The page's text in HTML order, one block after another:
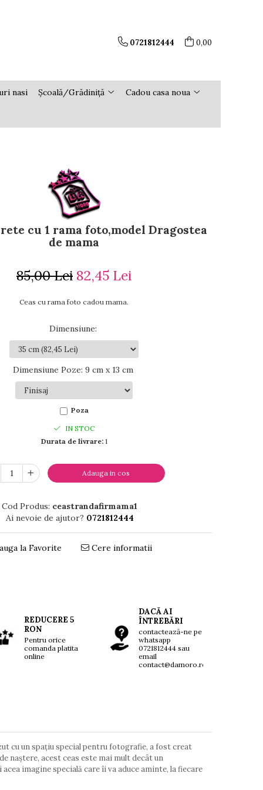
0721812444 0,00
nasi Școală/Grădiniță Cadou casa noua
cu 1 rama foto,model Dragostea
de mama
85,00 Lei 82,45 Lei
Ceas cu rama foto cadou mama.
Dimensiune:
Dimensiune Poze: 9 cm x 13 cm
Poza
IN STOC
Durata de livrare:1
Adauga in cos
Cod Produs: ceastrandafirmama1
Ai nevoie de ajutor? 0721812444
la Favorite Cere informatii
REDUCERE 5
RON
Pentru orice
comanda platita
online
DACĂ AI
ÎNTREBĂRI
contactează-ne pe
whatsapp
0721812444 sau
email
contact@damoro.ro
cu un spațiu special pentru fotografie, a fost creat
naștere, acest ceas este mai mult decât un
imagine specială care îi va aduce aminte, la fiecare